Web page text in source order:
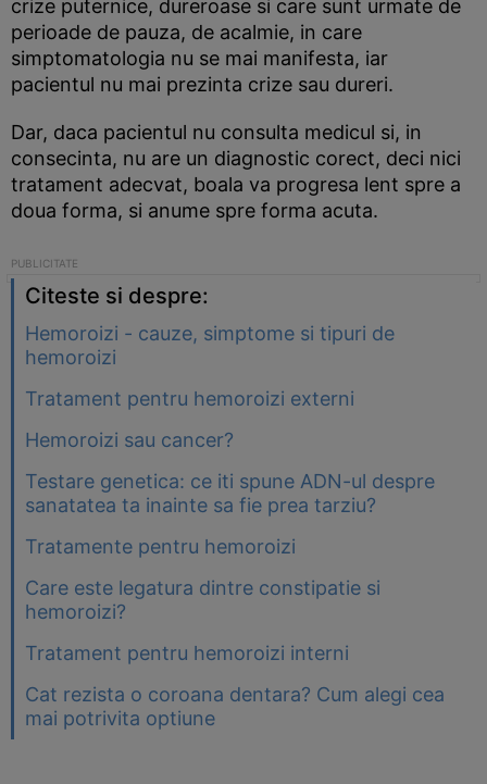
crize puternice, dureroase si care sunt urmate de
perioade de pauza, de acalmie, in care
simptomatologia nu se mai manifesta, iar
pacientul nu mai prezinta crize sau dureri.
Dar, daca pacientul nu consulta medicul si, in
consecinta, nu are un diagnostic corect, deci nici
tratament adecvat, boala va progresa lent spre a
doua forma, si anume spre forma acuta.
Citeste si despre:
Hemoroizi - cauze, simptome si tipuri de
hemoroizi
Tratament pentru hemoroizi externi
Hemoroizi sau cancer?
Testare genetica: ce iti spune ADN-ul despre
sanatatea ta inainte sa fie prea tarziu?
Tratamente pentru hemoroizi
Care este legatura dintre constipatie si
hemoroizi?
Tratament pentru hemoroizi interni
Cat rezista o coroana dentara? Cum alegi cea
mai potrivita optiune